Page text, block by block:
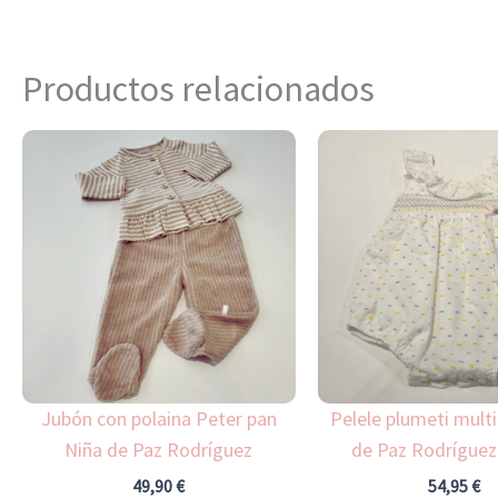
Productos relacionados
Jubón con polaina Peter pan
Niña de Paz Rodríguez
49,90€
Este
pueden
elegir
Pelele plumeti
de Paz
54,95€